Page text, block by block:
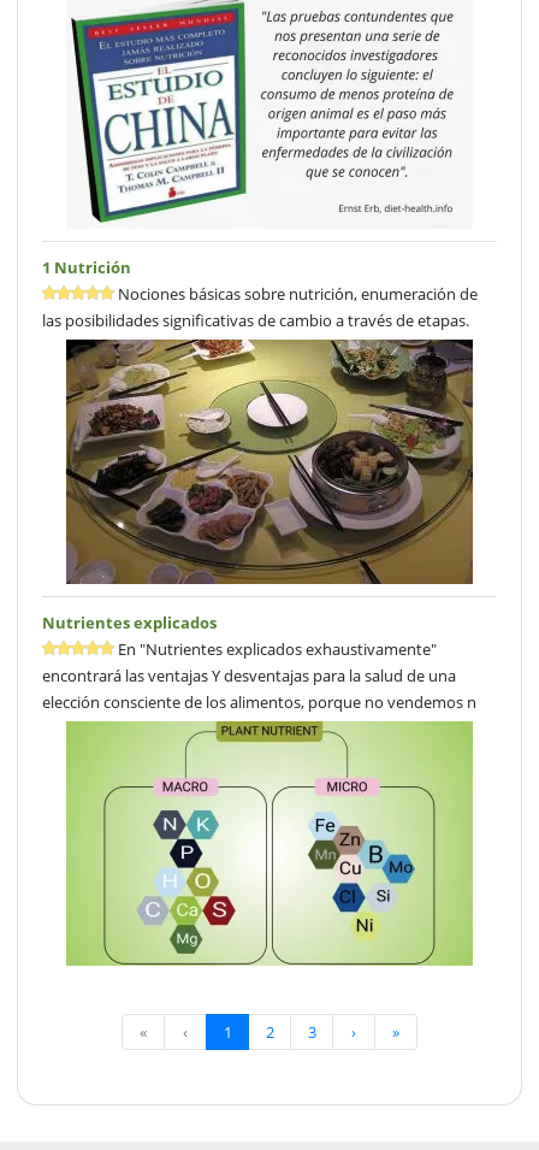
1 Nutrición
Nociones básicas sobre nutrición, enumeración de
las posibilidades significativas de cambio a través de etapas.
Nutrientes explicados
En "Nutrientes explicados exhaustivamente"
encontrará las ventajas Y desventajas para la salud de una
elección consciente de los alimentos, porque no vendemos n
« ‹ 1 2 3 › »